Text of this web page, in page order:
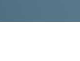
anzeigen